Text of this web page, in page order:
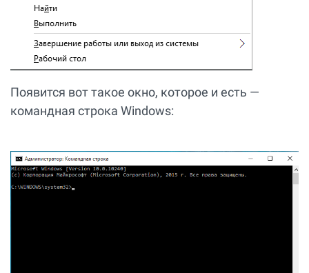
Появится вот такое окно, которое и есть —
командная строка Windows: